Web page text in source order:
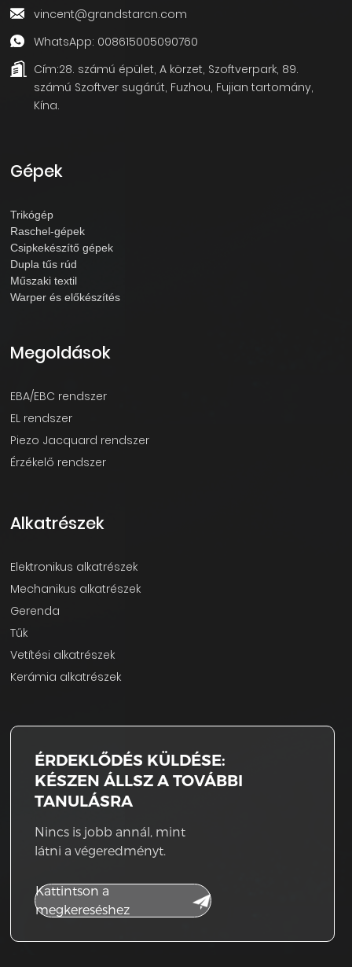
vincent@grandstarcn.com
WhatsApp: 008615005090760
Cím:28. számú épület, A körzet, Szoftverpark, 89.
számú Szoftver sugárút, Fuzhou, Fujian tartomány,
Kína.
Gépek
Trikógép
Raschel-gépek
Csipkekészítő gépek
Dupla tűs rúd
Műszaki textil
Warper és előkészítés
Megoldások
EBA/EBC rendszer
EL rendszer
Piezo Jacquard rendszer
Érzékelő rendszer
Alkatrészek
Elektronikus alkatrészek
Mechanikus alkatrészek
Gerenda
Tűk
Vetítési alkatrészek
Kerámia alkatrészek
ÉRDEKLŐDÉS KÜLDÉSE:
KÉSZEN ÁLLSZ A TOVÁBBI
TANULÁSRA
Nincs is jobb annál, mint
látni a végeredményt.
Kattintson a
megkereséshez